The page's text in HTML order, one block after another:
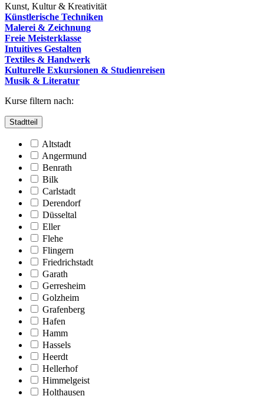
Kunst, Kultur & Kreativität
Künstlerische Techniken
Malerei & Zeichnung
Freie Meisterklasse
Intuitives Gestalten
Textiles & Handwerk
Kulturelle Exkursionen & Studienreisen
Musik & Literatur
Kurse filtern nach:
Stadtteil
Altstadt
Angermund
Benrath
Bilk
Carlstadt
Derendorf
Düsseltal
Eller
Flehe
Flingern
Friedrichstadt
Garath
Gerresheim
Golzheim
Grafenberg
Hafen
Hamm
Hassels
Heerdt
Hellerhof
Himmelgeist
Holthausen